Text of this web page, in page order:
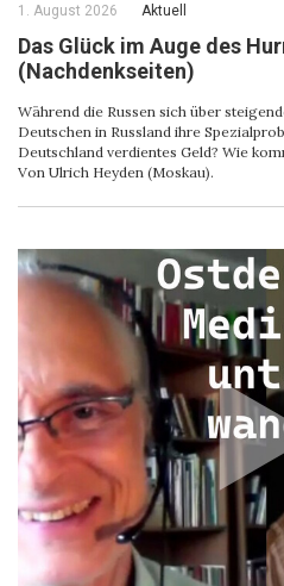
1. August 2026 Aktuell
Das Glück im Auge des
(Nachdenkseiten)
Während die Russen sich über
Deutschen in Russland ihre
Deutschland verdientes Geld? Wie
Von Ulrich Heyden (Moskau).